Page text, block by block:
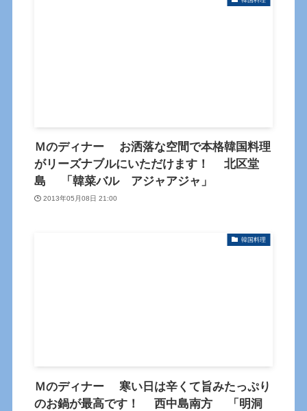
Ｍのディナー お洒落な空間で本格韓国料理
がリーズナブルにいただけます！ 北区堂
島 「韓菜バル アジャアジャ」
2013年05月08日 21:00
韓国料理
Ｍのディナー 寒い日は辛くて旨みたっぷり
のお鍋が最高です！ 西中島南方 「明洞